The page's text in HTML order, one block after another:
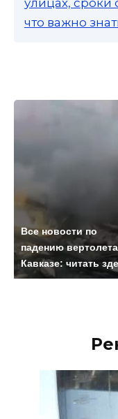
что важно
Все новости по
падению
Кавказе: читать